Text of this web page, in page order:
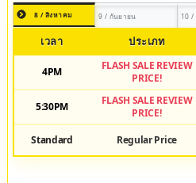
8 / สิงหาคม 9 / กันยายน 10 /
เวลา ประเภท
4PM
FLASH SALE REVIEW
PRICE!
5:30PM
FLASH SALE REVIEW
PRICE!
Standard Regular Price